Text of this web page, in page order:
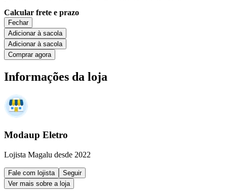
Calcular frete e prazo
Fechar
Adicionar à sacola
Adicionar à sacola
Comprar agora
Informações da loja
Modaup Eletro
Lojista Magalu desde 2022
Fale com lojista
Seguir
Ver mais sobre a loja